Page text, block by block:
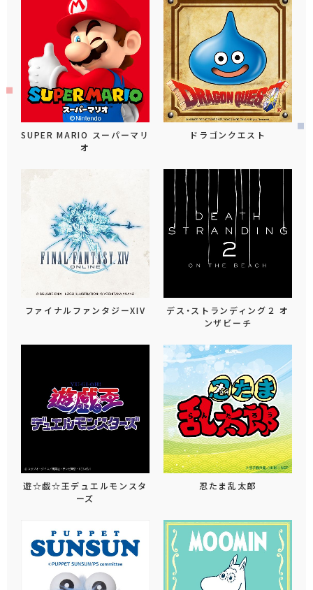
SUPER MARIO スーパーマリ
オ
ドラゴンクエスト
ファイナルファンタジーXIV
デス・ストランディング２ オ
ンザビーチ
遊☆戯☆王デュエルモンスタ
ーズ
忍たま乱太郎